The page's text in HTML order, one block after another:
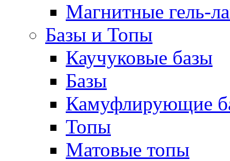
Магнитные гель-
Базы и Топы
Каучуковые базы
Базы
Камуфлирующие
Топы
Матовые топы